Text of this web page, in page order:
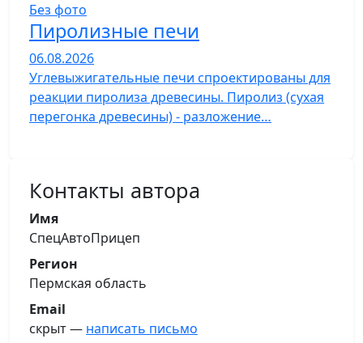
Без фото
Пиролизные печи
06.08.2026
Углевыжигательные печи спроектированы для
реакции пиролиза древесины. Пиролиз (сухая
перегонка древесины) - разложение…
Контакты автора
Имя
СпецАвтоПрицеп
Регион
Пермская область
Email
скрыт — написать письмо